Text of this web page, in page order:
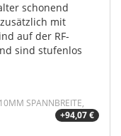
schonend
mit
auf der RF-
sind stufenlos
SPANNBREITE,
+94,07 €